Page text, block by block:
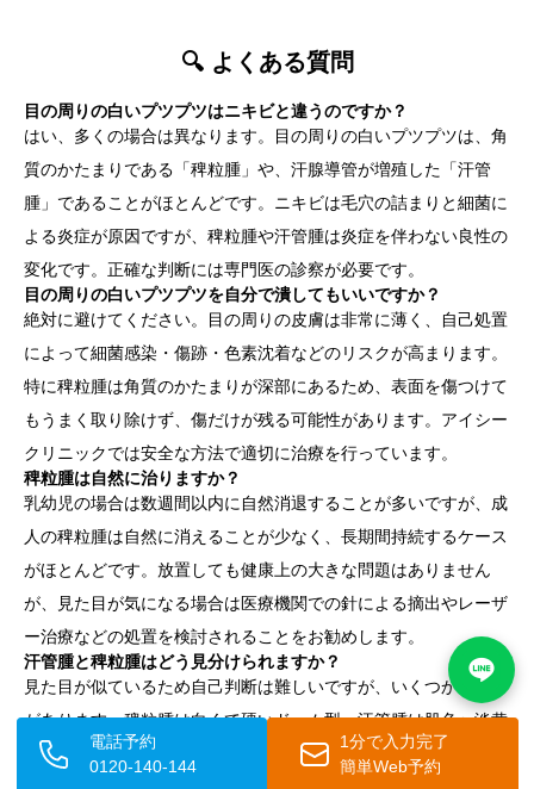
🔍 よくある質問
目の周りの白いプツプツはニキビと違うのですか？
はい、多くの場合は異なります。目の周りの白いプツプツは、角
質のかたまりである「稗粒腫」や、汗腺導管が増殖した「汗管
腫」であることがほとんどです。ニキビは毛穴の詰まりと細菌に
よる炎症が原因ですが、稗粒腫や汗管腫は炎症を伴わない良性の
変化です。正確な判断には専門医の診察が必要です。
目の周りの白いプツプツを自分で潰してもいいですか？
絶対に避けてください。目の周りの皮膚は非常に薄く、自己処置
によって細菌感染・傷跡・色素沈着などのリスクが高まります。
特に稗粒腫は角質のかたまりが深部にあるため、表面を傷つけて
もうまく取り除けず、傷だけが残る可能性があります。アイシー
クリニックでは安全な方法で適切に治療を行っています。
稗粒腫は自然に治りますか？
乳幼児の場合は数週間以内に自然消退することが多いですが、成
人の稗粒腫は自然に消えることが少なく、長期間持続するケース
がほとんどです。放置しても健康上の大きな問題はありません
が、見た目が気になる場合は医療機関での針による摘出やレーザ
ー治療などの処置を検討されることをお勧めします。
汗管腫と稗粒腫はどう見分けられますか？
見た目が似ているため自己判断は難しいですが、いくつかの違い
があります。稗粒腫は白くて硬いドーム型、汗管腫は肌色〜淡黄
色でやや弾力があり、複数が左右対称にまとまってできる傾向が
電話予約
0120-140-144
1分で入力完了
簡単Web予約